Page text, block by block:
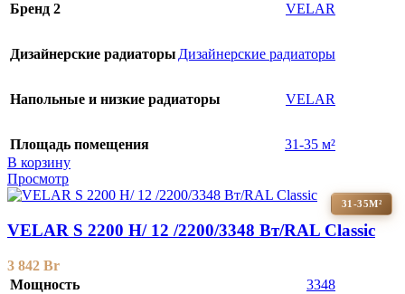
Бренд 2 VELAR
Дизайнерские радиаторы Дизайнерские радиаторы
Напольные и низкие радиаторы VELAR
Площадь помещения
31-35 м²
В корзину
Просмотр
31-35М²
VELAR S 2200 H/ 12 /2200/3348 Вт/RAL Classic
3 842 Br
Мощность
3348